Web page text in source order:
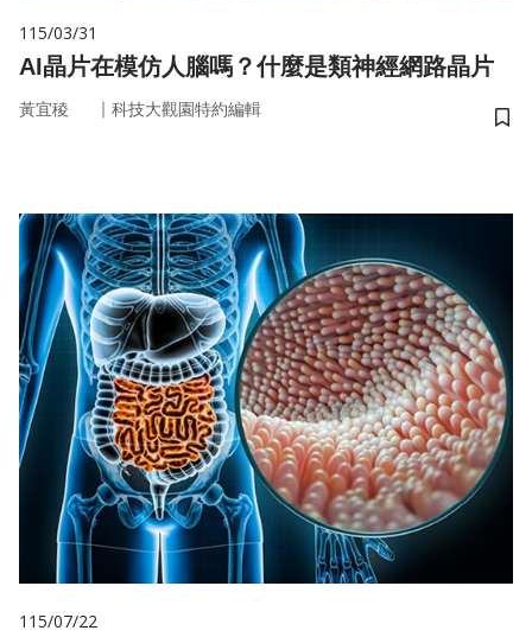
115/03/31
AI晶片在模仿人腦嗎？什麼是類神經網路晶片
黃宜稜 ｜ 科技大觀園特約編輯
儲
115/07/22